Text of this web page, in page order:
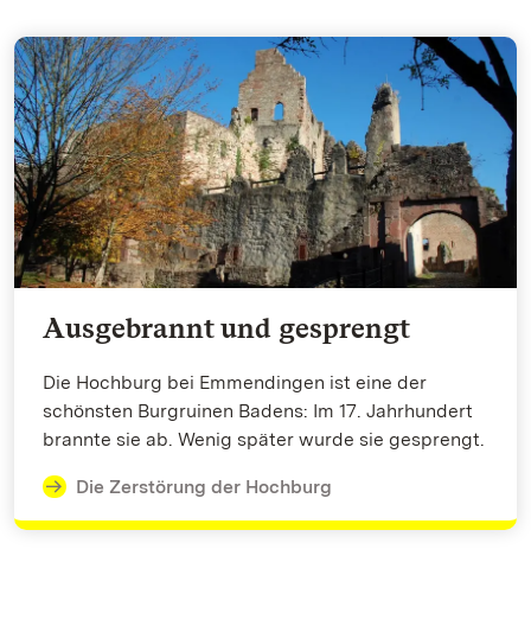
Ausgebrannt und gesprengt
Die Hochburg bei Emmendingen ist eine der
schönsten Burgruinen Badens: Im 17. Jahrhundert
brannte sie ab. Wenig später wurde sie gesprengt.
Die Zerstörung der Hochburg